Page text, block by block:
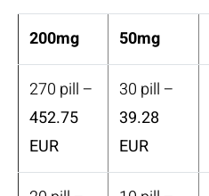
200mg 50mg
270 pill –
452.75
EUR
30 pill –
39.28
EUR